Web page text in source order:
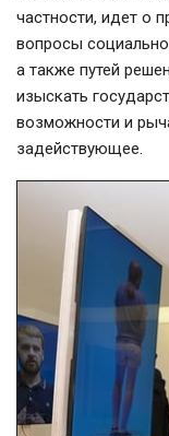
частности, идет о
вопросы
а также путей
изыскать
возможности и
задействующее.